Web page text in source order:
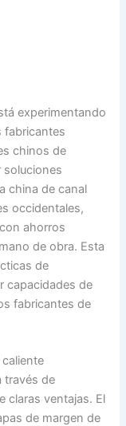
experimentando
fabricantes
chinos de
soluciones
china de canal
occidentales,
ahorros
de obra. Esta
de
capacidades de
fabricantes de
través de
claras ventajas. El
de margen de